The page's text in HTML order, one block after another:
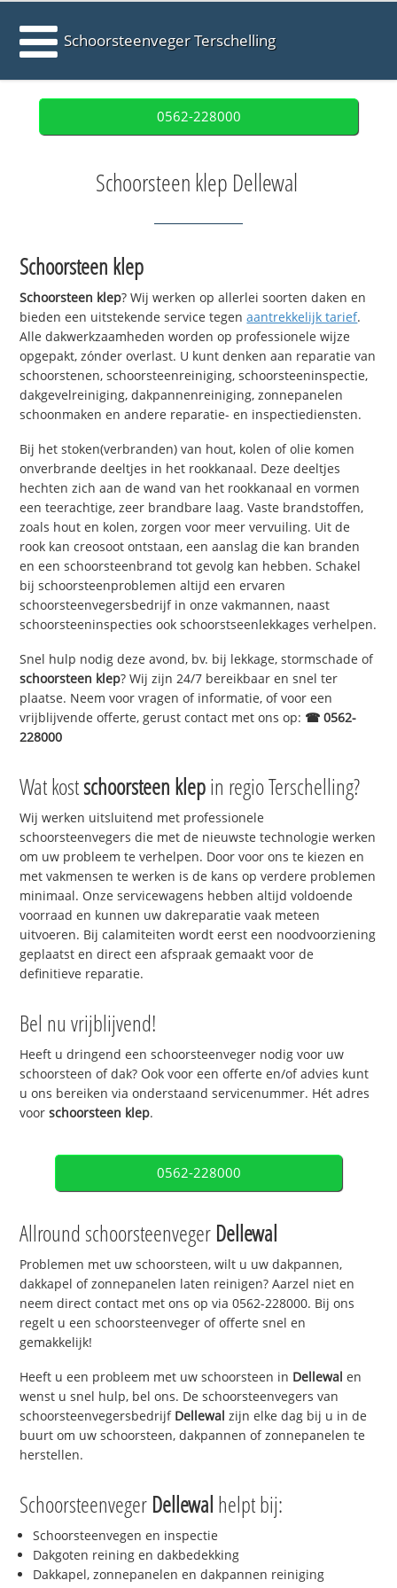
Schoorsteenveger Terschelling
0562-228000
Schoorsteen klep Dellewal
Schoorsteen klep
Schoorsteen klep? Wij werken op allerlei soorten daken en
bieden een uitstekende service tegenaantrekkelijk tarief.
Alle dakwerkzaamheden worden op professionele wijze
opgepakt, zónder overlast. U kunt denken aan reparatie van
schoorstenen, schoorsteenreiniging, schoorsteeninspectie,
dakgevelreiniging, dakpannenreiniging, zonnepanelen
schoonmaken en andere reparatie- en inspectiediensten.
Bij het stoken(verbranden) van hout, kolen of olie komen
onverbrande deeltjes in het rookkanaal. Deze deeltjes
hechten zich aan de wand van het rookkanaal en vormen
een teerachtige, zeer brandbare laag. Vaste brandstoffen,
zoals hout en kolen, zorgen voor meer vervuiling. Uit de
rook kan creosoot ontstaan, een aanslag die kan branden
en een schoorsteenbrand tot gevolg kan hebben. Schakel
bij schoorsteenproblemen altijd een ervaren
schoorsteenvegersbedrijf in onze vakmannen, naast
schoorsteeninspecties ook schoorstseenlekkages verhelpen.
Snel hulp nodig deze avond, bv. bij lekkage, stormschade of
schoorsteen klep? Wij zijn 24/7 bereikbaar en snel ter
plaatse. Neem voor vragen of informatie, of voor een
vrijblijvende offerte, gerust contact met ons op: ☎ 0562-
228000
Wat kostschoorsteen klepin regio Terschelling?
Wij werken uitsluitend met professionele
schoorsteenvegers die met de nieuwste technologie werken
om uw probleem te verhelpen. Door voor ons te kiezen en
met vakmensen te werken is de kans op verdere problemen
minimaal. Onze servicewagens hebben altijd voldoende
voorraad en kunnen uw dakreparatie vaak meteen
uitvoeren. Bij calamiteiten wordt eerst een noodvoorziening
geplaatst en direct een afspraak gemaakt voor de
definitieve reparatie.
Bel nu vrijblijvend!
Heeft u dringend een schoorsteenveger nodig voor uw
schoorsteen of dak? Ook voor een offerte en/of advies kunt
u ons bereiken via onderstaand servicenummer. Hét adres
voorschoorsteen klep.
0562-228000
Allround schoorsteenveger Dellewal
Problemen met uw schoorsteen, wilt u uw dakpannen,
dakkapel of zonnepanelen laten reinigen? Aarzel niet en
neem direct contact met ons op via 0562-228000. Bij ons
regelt u een schoorsteenveger of offerte snel en
gemakkelijk!
Heeft u een probleem met uw schoorsteen in Dellewal en
wenst u snel hulp, bel ons. De schoorsteenvegers van
schoorsteenvegersbedrijf Dellewal zijn elke dag bij u in de
buurt om uw schoorsteen, dakpannen of zonnepanelen te
herstellen.
Schoorsteenveger Dellewal helpt bij:
Schoorsteenvegen en inspectie
Dakgoten reining en dakbedekking
Dakkapel, zonnepanelen en dakpannen reiniging